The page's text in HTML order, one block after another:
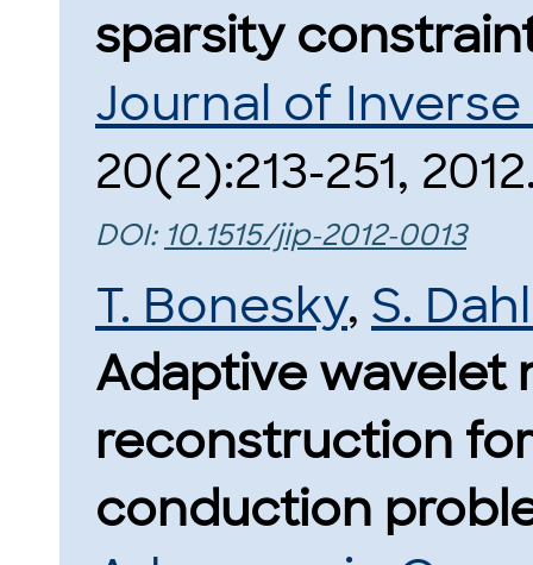
sparsity
Journal of
20(2):213-251,
DOI: 10.1515/jip-2012-0013
T. Bonesky, S.
Adaptive wavelet
reconstruction
conduction